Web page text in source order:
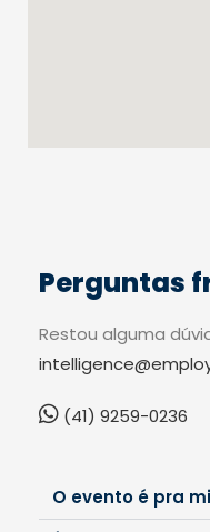
Perguntas
Restou alguma
(41) 9259-0236
O evento é pra